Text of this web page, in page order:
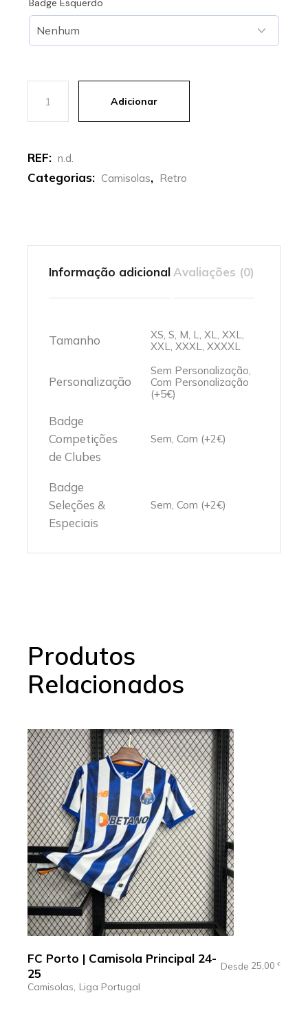
Badge Esquerdo
Quantidade de PSG | Camisola principal Retro 1995-
Adicionar
REF: n.d.
Categorias: Camisolas, Retro
Informação adicional Avaliações (0)
Tamanho
XS, S, M, L, XL, XXL,
XXL, XXXL, XXXXL
Personalização
Sem Personalização,
Com Personalização
(+5€)
Badge
Competições
de Clubes
Sem, Com (+2€)
Badge
Seleções &
Especiais
Sem, Com (+2€)
Produtos
Relacionados
FC Porto | Camisola Principal 24-
25
Desde 25,00 €
Camisolas Liga Portugal